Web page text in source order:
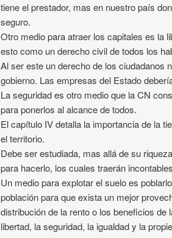
tiene el prestador, mas en nuestro país
seguro.
Otro medio para atraer los capitales es la
esto como un derecho civil de todos los
Al ser este un derecho de los ciudadanos
gobierno. Las empresas del Estado
La seguridad es otro medio que la CN
para ponerlos al alcance de todos.
El capítulo IV detalla la importancia de la
el territorio.
Debe ser estudiada, mas allá de su
para hacerlo, los cuales traerán
Un medio para explotar el suelo es
población para que exista un mejor
distribución de la rento o los beneficios de
libertad, la seguridad, la igualdad y la